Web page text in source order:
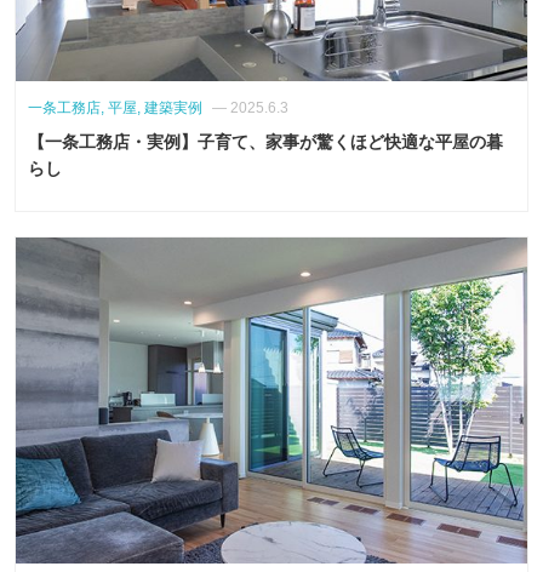
一条工務店, 平屋, 建築実例 — 2025.6.3
【一条工務店・実例】子育て、家事が驚くほど快適な平屋の暮
らし